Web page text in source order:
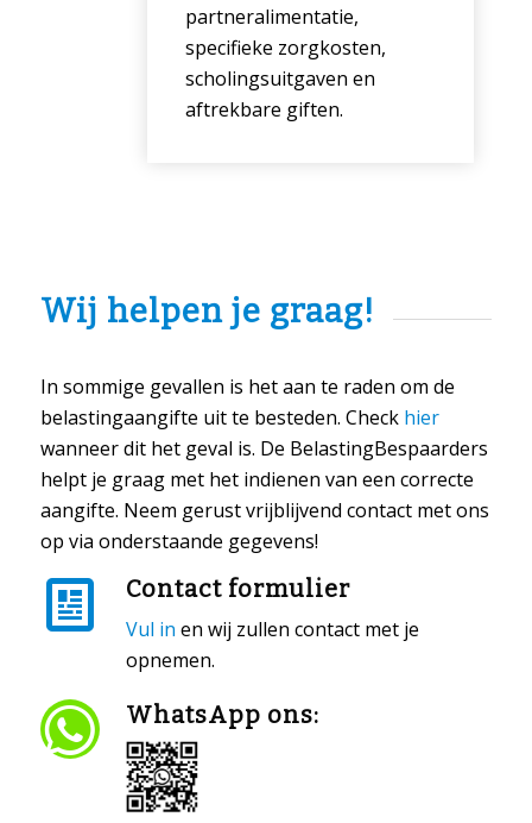
partneralimentatie,
specifieke zorgkosten,
scholingsuitgaven en
aftrekbare giften.
Wij helpen je graag!
In sommige gevallen is het aan te raden om de
belastingaangifte uit te besteden. Check hier
wanneer dit het geval is. De BelastingBespaarders
helpt je graag met het indienen van een correcte
aangifte. Neem gerust vrijblijvend contact met ons
op via onderstaande gegevens!
Contact formulier
Vul in en wij zullen contact met je
opnemen.
WhatsApp ons: